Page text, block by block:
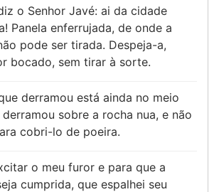
o Senhor Javé: ai da cidade
Panela enferrujada, de onde a
pode ser tirada. Despeja-a,
bocado, sem tirar à sorte.
derramou está ainda no meio
sobre a rocha nua, e não
cobri-lo de poeira.
o meu furor e para que a
cumprida, que espalhei seu